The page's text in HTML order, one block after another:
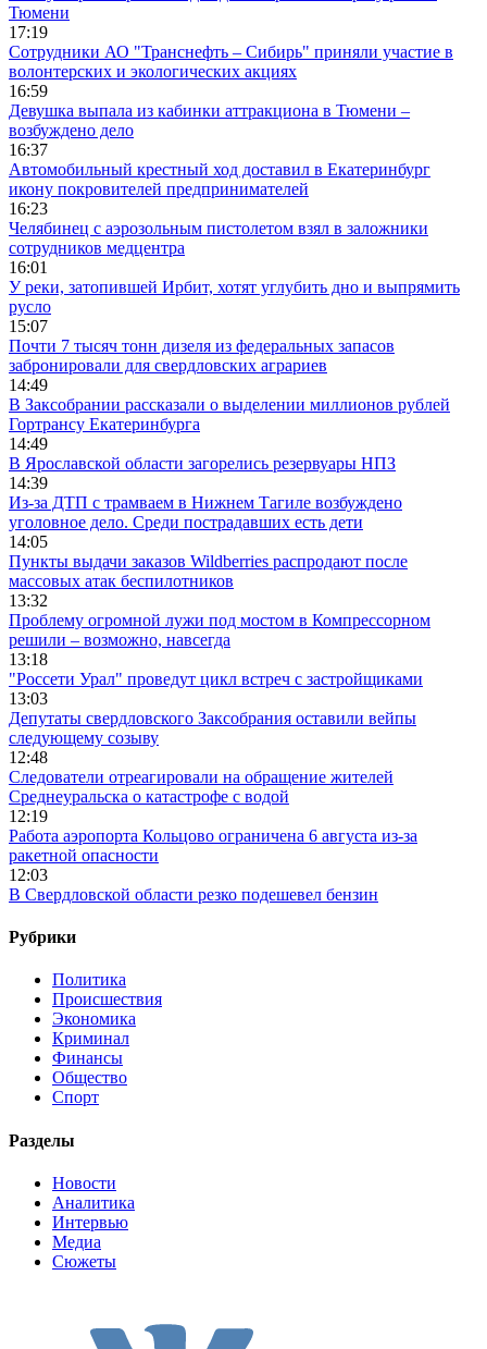
Тюмени
17:19
Сотрудники АО "Транснефть – Сибирь" приняли участие в
волонтерских и экологических акциях
16:59
Девушка выпала из кабинки аттракциона в Тюмени –
возбуждено дело
16:37
Автомобильный крестный ход доставил в Екатеринбург
икону покровителей предпринимателей
16:23
Челябинец с аэрозольным пистолетом взял в заложники
сотрудников медцентра
16:01
У реки, затопившей Ирбит, хотят углубить дно и выпрямить
русло
15:07
Почти 7 тысяч тонн дизеля из федеральных запасов
забронировали для свердловских аграриев
14:49
В Заксобрании рассказали о выделении миллионов рублей
Гортрансу Екатеринбурга
14:49
В Ярославской области загорелись резервуары НПЗ
14:39
Из-за ДТП с трамваем в Нижнем Тагиле возбуждено
уголовное дело. Среди пострадавших есть дети
14:05
Пункты выдачи заказов Wildberries распродают после
массовых атак беспилотников
13:32
Проблему огромной лужи под мостом в Компрессорном
решили – возможно, навсегда
13:18
"Россети Урал" проведут цикл встреч с застройщиками
13:03
Депутаты свердловского Заксобрания оставили вейпы
следующему созыву
12:48
Следователи отреагировали на обращение жителей
Среднеуральска о катастрофе с водой
12:19
Работа аэропорта Кольцово ограничена 6 августа из-за
ракетной опасности
12:03
В Свердловской области резко подешевел бензин
Рубрики
Политика
Происшествия
Экономика
Криминал
Финансы
Общество
Спорт
Разделы
Новости
Аналитика
Интервью
Медиа
Сюжеты